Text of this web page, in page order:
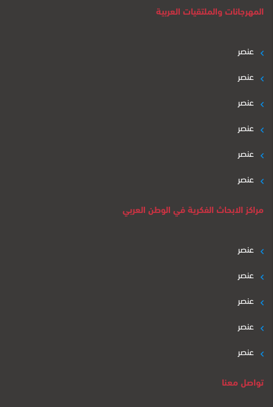
المهرجانات والملتقيات العربية
عنصر
عنصر
عنصر
عنصر
عنصر
عنصر
مراكز الابحاث الفكرية في الوطن العربي
عنصر
عنصر
عنصر
عنصر
عنصر
تواصل معنا